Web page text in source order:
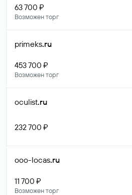
63 700 ₽
Возможен торг
primeks.ru
453 700 ₽
Возможен торг
oculist.ru
232 700 ₽
ooo-locas.ru
11 700 ₽
Возможен торг